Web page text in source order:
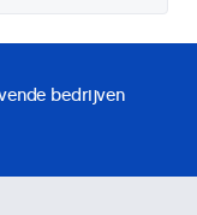
bedrijven